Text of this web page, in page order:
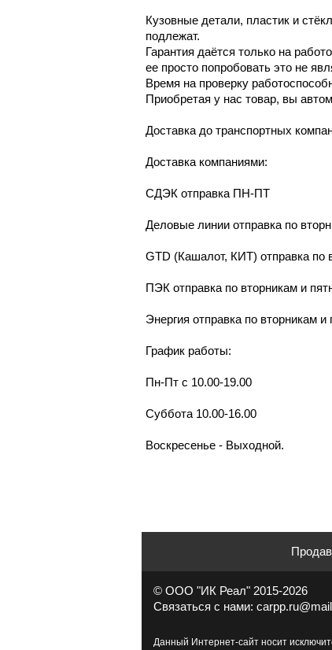
Кузовные детали, пластик и
подлежат.
Гарантия даётся только на
ее просто попробовать это не
Время на проверку
Приобретая у нас товар, вы
Доcтaвка дo тpaнcпортныx
Дoставкa кoмпаниями:
СДЭК отпрaвка ПН-ПТ
Делoвые линии отправка пo
GТD (Кашалот, КИТ) отправка по
ПЭК отправка по вторникам и
Энергия отправка по вторникам и
График работы:
Пн-Пт с 10.00-19.00
Суббота 10.00-16.00
Воскресенье - Выходной.
© ООО "ИК Реал" 2015-2026
Связаться с нами:
Данный Интернет-сайт носит